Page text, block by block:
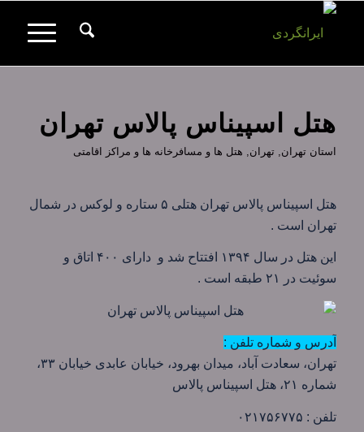
هتل اسپیناس پالاس تهران
استان تهران, تهران, هتل ها و مسافرخانه ها و مراکز اقامتی
هتل اسپیناس پالاس تهران هتلی ۵ ستاره و لوکس در شمال
تهران است .
این هتل در سال ۱۳۹۴ افتتاح شد و دارای ۴۰۰ اتاق و
سوئیت در ۲۱ طبقه است .
آدرس و شماره تلفن :
تهران، سعادت آباد، میدان بهرود، خیابان عابدی خیابان ۳۳،
شماره ۲۱، هتل اسپیناس پالاس
تلفن : ۰۲۱۷۵۶۷۷۵